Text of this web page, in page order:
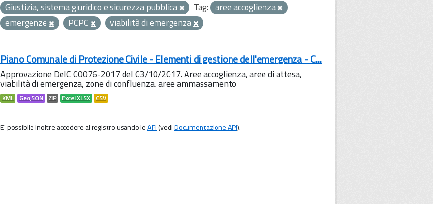
Giustizia, sistema giuridico e sicurezza pubblica
Tag: aree accoglienza
emergenze
PCPC viabilità di emergenza
Piano Comunale di Protezione Civile - Elementi di gestione dell'emergenza - C...
Approvazione DelC 00076-2017 del 03/10/2017. Aree accoglienza, aree di attesa,
viabilità di emergenza, zone di confluenza, aree ammassamento
KML GeoJSON ZIP Excel XLSX CSV
E' possibile inoltre accedere al registro usando leAPI(vediDocumentazione API).